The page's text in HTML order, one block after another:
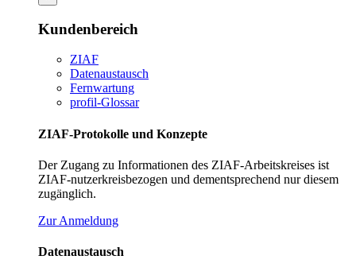
Kundenbereich
ZIAF
Datenaustausch
Fernwartung
profil-Glossar
ZIAF-Protokolle und Konzepte
Der Zugang zu Informationen des ZIAF-Arbeitskreises ist
ZIAF-nutzerkreisbezogen und dementsprechend nur diesem
zugänglich.
Zur Anmeldung
Datenaustausch